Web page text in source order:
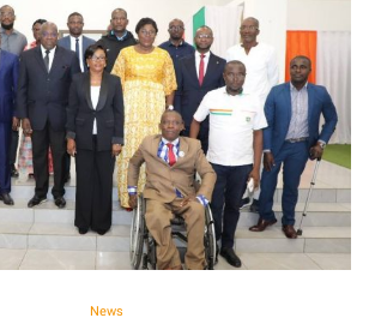
News